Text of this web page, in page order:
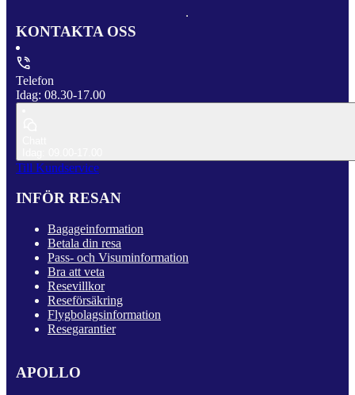
KONTAKTA OSS
Telefon
Idag: 08.30-17.00
Till Kundservice
INFÖR RESAN
Bagageinformation
Betala din resa
Pass- och Visuminformation
Bra att veta
Resevillkor
Reseförsäkring
Flygbolagsinformation
Resegarantier
APOLLO